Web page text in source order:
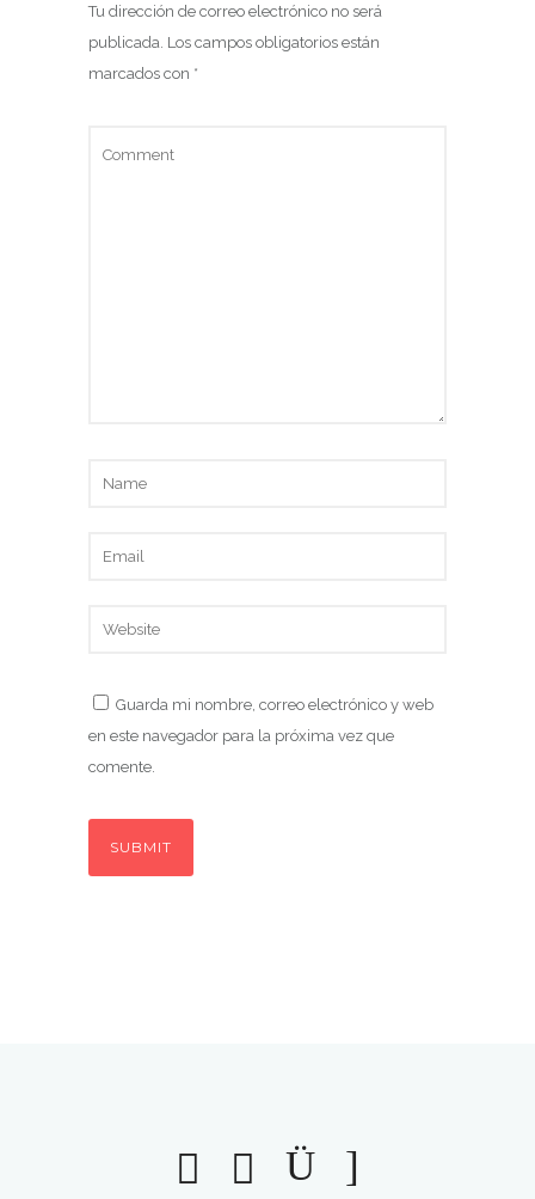
Tu dirección de correo electrónico no será
publicada. Los campos obligatorios están
marcados con *
Guarda mi nombre, correo electrónico y web
en este navegador para la próxima vez que
comente.